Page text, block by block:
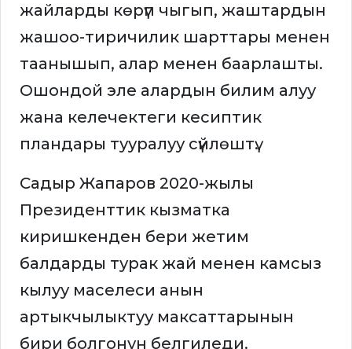
жайларды көрүп чыгып, жаштардын
жашоо-тиричилик шарттары менен
таанышып, алар менен баарлашты.
Ошондой эле алардын билим алуу
жана келечектеги кесиптик
пландары тууралуу сүйлөштү.
Садыр Жапаров 2020-жылы
Президенттик кызматка
киришкенден бери жетим
балдарды турак жай менен камсыз
кылуу маселеси анын
артыкчылыктуу максаттарынын
бири болгонун белгиледи.